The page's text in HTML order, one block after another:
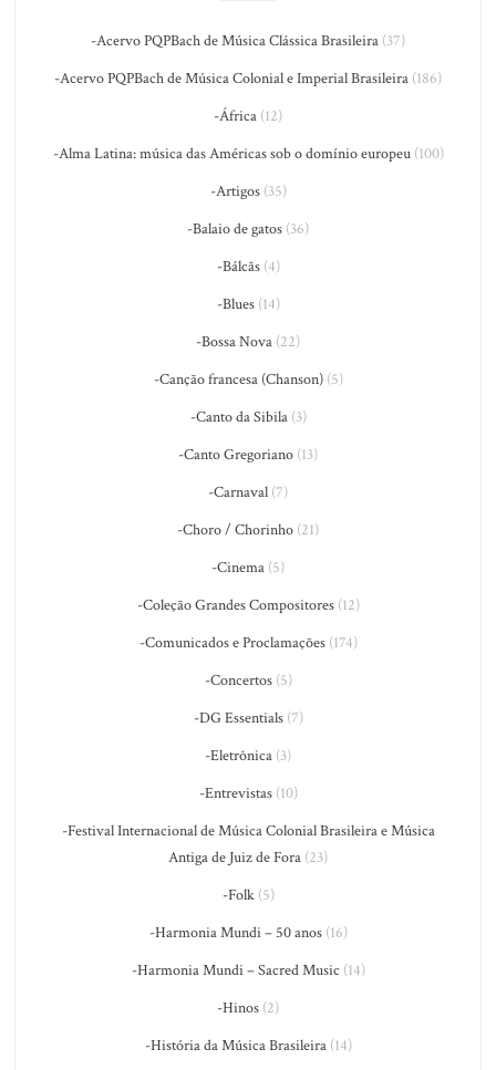
-Acervo PQPBach de Música Clássica Brasileira (37)
-Acervo PQPBach de Música Colonial e Imperial Brasileira (186)
-África (12)
-Alma Latina: música das Américas sob o domínio europeu(100)
-Artigos(35)
-Balaio de gatos (36)
-Bálcãs(4)
-Blues(14)
-Bossa Nova (22)
-Canção francesa (Chanson)(5)
-Canto da Sibila(3)
-Canto Gregoriano (13)
-Carnaval (7)
-Choro / Chorinho (21)
-Cinema (5)
-Coleção Grandes Compositores(12)
-Comunicados e Proclamações(174)
-Concertos(5)
-DG Essentials(7)
-Eletrônica (3)
-Entrevistas(10)
-Festival Internacional de Música Colonial Brasileira e Música
Antiga de Juiz de Fora (23)
-Folk(5)
-Harmonia Mundi – 50 anos(16)
-Harmonia Mundi – Sacred Music (14)
-Hinos (2)
-História da Música Brasileira(14)